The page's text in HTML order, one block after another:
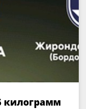
килограмм